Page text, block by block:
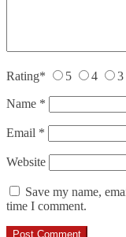
Rating* 5 4 3
Name *
Email *
Website
Save my name,
time I comment.